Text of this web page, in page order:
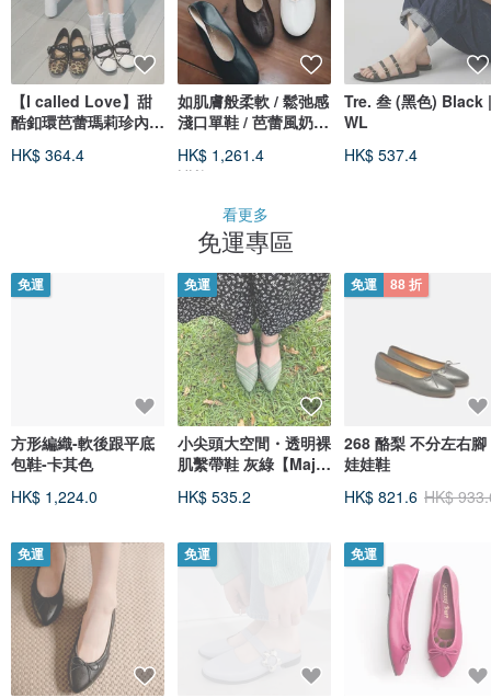
【I called Love】甜
酷釦環芭蕾瑪莉珍內增
HK$ 364.4
如肌膚般柔軟 / 鬆弛感
淺口單鞋 / 芭蕾風奶奶
HK$ 1,261.4
HK$ 1,483.9
Tre. 叁 (黑色) Black |
WL
HK$ 537.4
看更多
免運專區
免運
方形編織-軟後跟平底
包鞋-卡其色
HK$ 1,224.0
免運
免運
小尖頭大空間・透明裸
肌繫帶鞋 灰綠【Major
HK$ 535.2
免運
免運 88 折
268 酪梨 不分左右腳
娃娃鞋
HK$ 821.6 HK$
免運